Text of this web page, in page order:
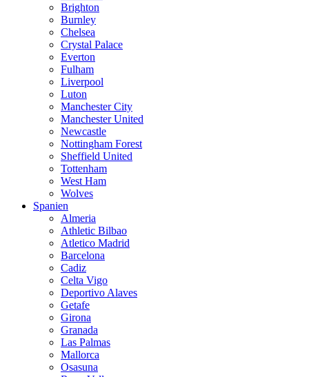
Brighton
Burnley
Chelsea
Crystal Palace
Everton
Fulham
Liverpool
Luton
Manchester City
Manchester United
Newcastle
Nottingham Forest
Sheffield United
Tottenham
West Ham
Wolves
Spanien
Almeria
Athletic Bilbao
Atletico Madrid
Barcelona
Cadiz
Celta Vigo
Deportivo Alaves
Getafe
Girona
Granada
Las Palmas
Mallorca
Osasuna